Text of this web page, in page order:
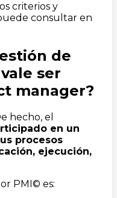
criterios y
consultar en
de
ser
manager?
hecho, el
en un
procesos
ejecución,
PMI© es: